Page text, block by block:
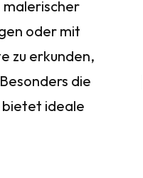
malerischer
oder mit
zu erkunden,
die
bietet ideale